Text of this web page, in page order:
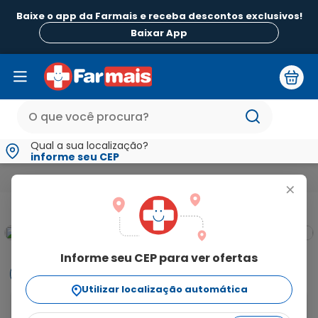
Baixe o app da Farmais e receba descontos exclusivos!
Baixar App
Qual a sua localização?
informe seu CEP
+
Informe seu CEP para ver ofertas
Utilizar localização automática
Monuril 5,631g/g
Informações
Monuril é um antibiótico sintetizado em laboratório, de